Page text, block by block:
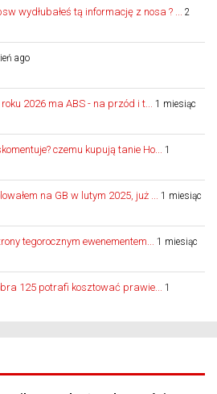
wydłubałeś tą informację z nosa ? ...
2
ago
2026 ma ABS - na przód i t...
1 miesiąc
czemu kupują tanie Ho...
1
na GB w lutym 2025, już ...
1 miesiąc
tegorocznym ewenementem...
1 miesiąc
125 potrafi kosztować prawie...
1